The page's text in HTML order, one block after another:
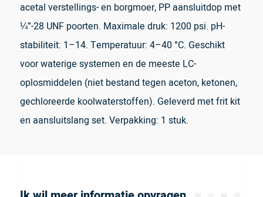
acetal verstellings- en borgmoer, PP aansluitdop met
¼”-28 UNF poorten. Maximale druk: 1200 psi. pH-
stabiliteit: 1–14. Temperatuur: 4–40 °C. Geschikt
voor waterige systemen en de meeste LC-
oplosmiddelen (niet bestand tegen aceton, ketonen,
gechloreerde koolwaterstoffen). Geleverd met frit kit
en aansluitslang set. Verpakking: 1 stuk.